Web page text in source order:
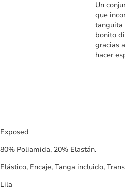
Un
que
tanguita
bonito
gracias
hacer
Exposed
80% Poliamida, 20% Elastán.
Elástico, Encaje, Tanga incluido,
Lila